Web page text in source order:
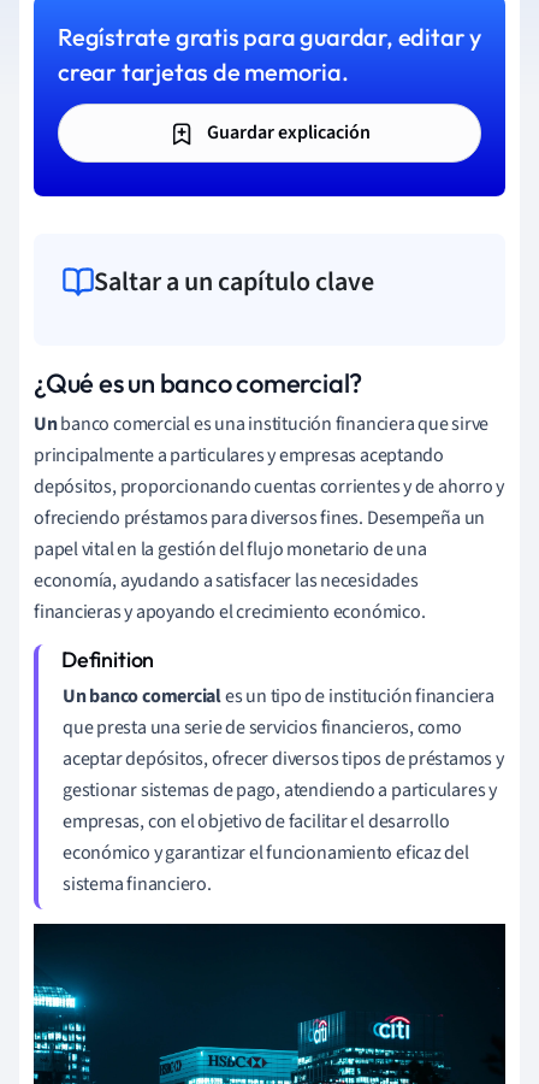
Regístrate gratis para guardar, editar y
crear tarjetas de memoria.
Guardar explicación
Saltar a un capítulo clave
¿Qué es un banco comercial?
Unbanco comercial es una institución financiera que sirve
principalmente a particulares y empresas aceptando
depósitos, proporcionando cuentas corrientes y de ahorro y
ofreciendo préstamos para diversos fines. Desempeña un
papel vital en la gestión del flujo monetario de una
economía, ayudando a satisfacer las necesidades
financieras y apoyando el crecimiento económico.
Un banco comerciales un tipo de institución financiera
que presta una serie de servicios financieros, como
aceptar depósitos, ofrecer diversos tipos de préstamos y
gestionar sistemas de pago, atendiendo a particulares y
empresas, con el objetivo de facilitar el desarrollo
económico y garantizar el funcionamiento eficaz del
sistema financiero.